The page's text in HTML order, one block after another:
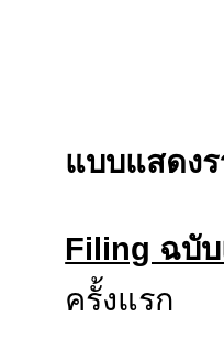
แบบแสดง
Filing ฉบั
ครั้งแรก